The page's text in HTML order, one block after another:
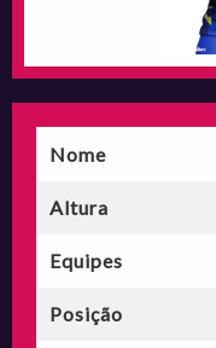
Nome
Altura
Equipes
Posição